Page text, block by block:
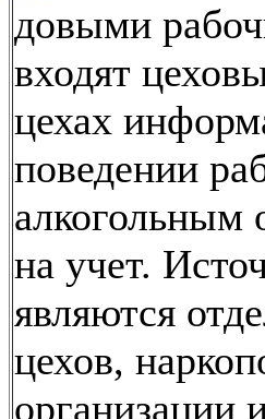
довыми
входят
цехах
поведении
алкогольным
на учет.
являются
цехов,
организации